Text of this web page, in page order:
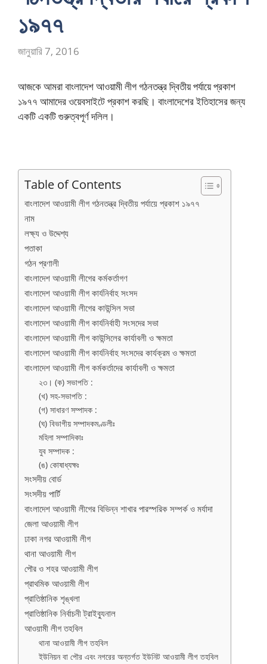
১৯৭৭
জানুয়ারি 7, 2016
আজকে আমরা বাংলাদেশ আওয়ামী লীগ গঠনতন্ত্র দ্বিতীয় পর্যায়ে প্রকাশ
১৯৭৭ আমাদের ওয়েবসাইটে প্রকাশ করছি। বাংলাদেশের ইতিহাসের জন্য
একটি একটি গুরুত্বপূর্ণ দলিল।
Table of Contents
বাংলাদেশ আওয়ামী লীগ গঠনতন্ত্র দ্বিতীয় পর্যায়ে প্রকাশ ১৯৭৭
নাম
লক্ষ্য ও উদ্দেশ্য
পতাকা
গঠন প্রণালী
বাংলাদেশ আওয়ামী লীগের কর্মকর্তাগণ
বাংলাদেশ আওয়ামী লীগ কার্যনির্বাহ সংসদ
বাংলাদেশ আওয়ামী লীগের কাউন্সিল সভা
বাংলাদেশ আওয়ামী লীগ কার্যনির্বাহী সংসদের সভা
বাংলাদেশ আওয়ামী লীগ কাউন্সিলের কার্যাবলী ও ক্ষমতা
বাংলাদেশ আওয়ামী লীগ কার্যনির্বাহ সংসদের কার্যক্রম ও ক্ষমতা
বাংলাদেশ আওয়ামী লীগ কর্মকর্তাদের কার্যাবলী ও ক্ষমতা
২৩। (ক) সভাপতি :
(খ) সহ-সভাপতি :
(গ) সাধারণ সম্পাদক :
(ঘ) বিভাগীয় সম্পাদকমণ্ডলীঃ
মহিলা সম্পাদিকাঃ
যুব সম্পাদক :
(ঙ) কোষাধ্যক্ষঃ
সংসদীয় বোর্ড
সংসদীয় পার্টি
বাংলাদেশ আওয়ামী লীগের বিভিন্ন শাখার পারস্পরিক সম্পর্ক ও মর্যাদা
জেলা আওয়ামী লীগ
ঢাকা নগর আওয়ামী লীগ
থানা আওয়ামী লীগ
পৌর ও শহর আওয়ামী লীগ
প্রাথমিক আওয়ামী লীগ
প্রাতিষ্ঠানিক শৃঙ্খলা
প্রাতিষ্ঠানিক নির্বাচনী ট্রাইব্যুনাল
আওয়ামী লীগ তহবিল
থানা আওয়ামী লীগ তহবিল
ইউনিয়ন বা পৌর এবং নগরের অন্তর্গত ইউনিট আওয়ামী লীগ তহবিল